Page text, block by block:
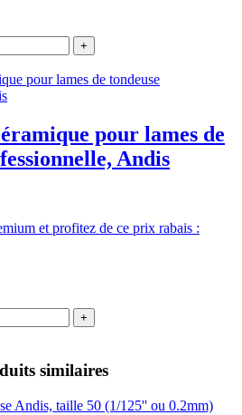
est :
31.99$.
+
pour lames de
Andis
et profitez de ce prix rabais :
+
similaires